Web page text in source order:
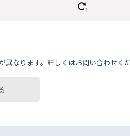
なります。詳しくはお問い合わせくだ